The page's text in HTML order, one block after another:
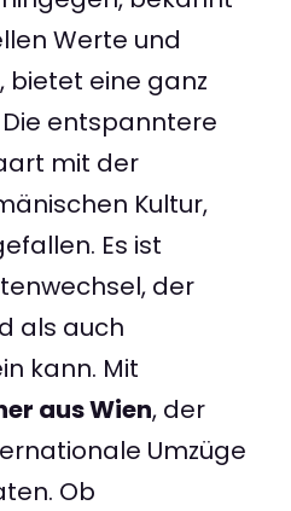
Werte und
bietet eine ganz
entspanntere
mit der
Kultur,
Es ist
der
als auch
kann. Mit
aus Wien, der
Umzüge
Ob